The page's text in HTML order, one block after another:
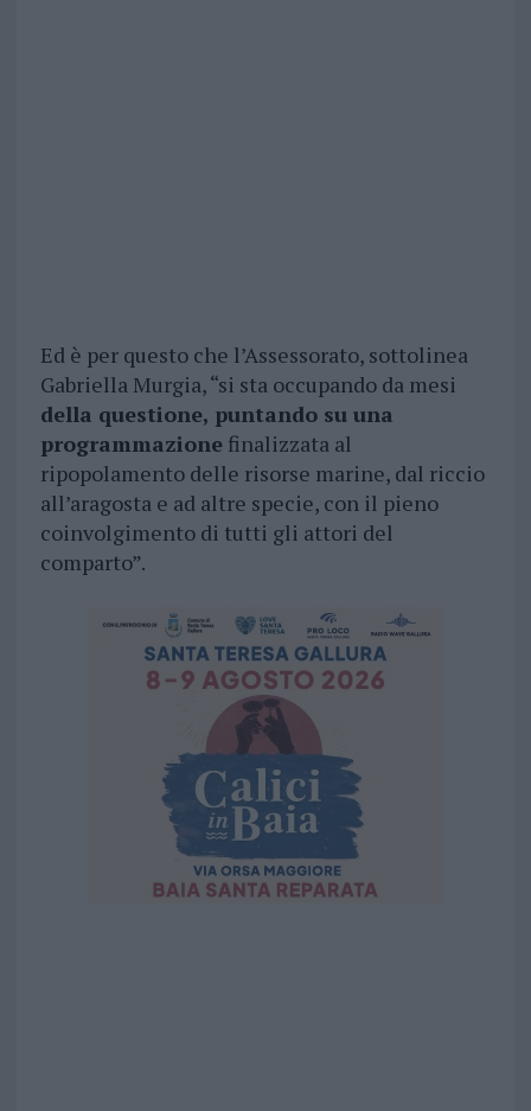
Ed è per questo che l’Assessorato, sottolinea
Gabriella Murgia, “si sta occupando da mesi
della questione, puntando su una
programmazionefinalizzata al
ripopolamento delle risorse marine, dal riccio
all’aragosta e ad altre specie, con il pieno
coinvolgimento di tutti gli attori del
comparto”.